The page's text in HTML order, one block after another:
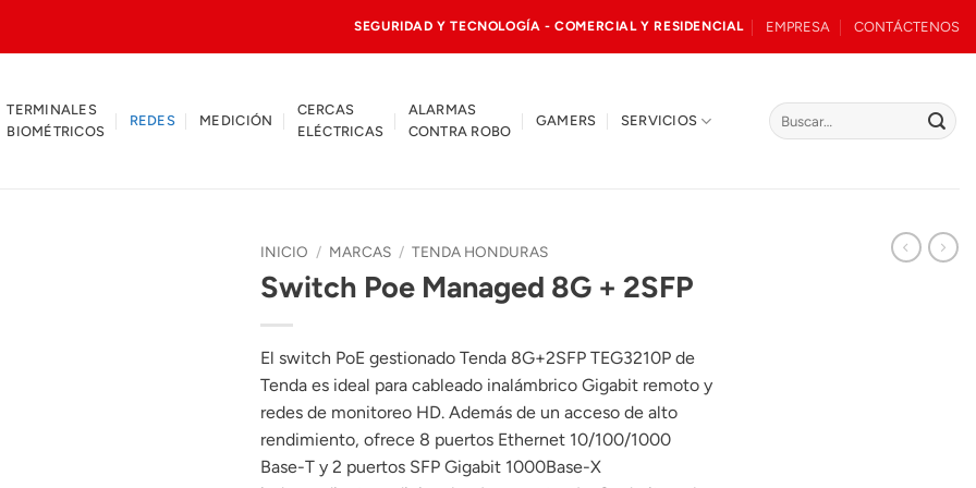
SEGURIDAD Y TECNOLOGÍA - COMERCIAL Y RESIDENCIAL EMPRESA CONTÁCTENOS
TERMINALES
BIOMÉTRICOS
REDES MEDICIÓN
CERCAS
ELÉCTRICAS
ALARMAS
CONTRA ROBO
GAMERS SERVICIOS
Buscar
por:
INICIO / MARCAS / TENDA HONDURAS
Switch Poe Managed 8G + 2SFP
El switch PoE gestionado Tenda 8G+2SFP TEG3210P de
Tenda es ideal para cableado inalámbrico Gigabit remoto y
redes de monitoreo HD. Además de un acceso de alto
rendimiento, ofrece 8 puertos Ethernet 10/100/1000
Base-T y 2 puertos SFP Gigabit 1000Base-X